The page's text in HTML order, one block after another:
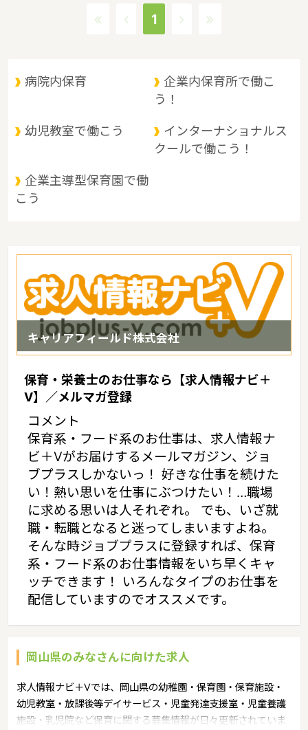
町村は27。岡山県の家賃相場：5.6万円（2017年10月賃貸住宅 D-
接。南は瀬戸内海を臨んで四国に、北は山陰地方と接しており、 中
四国地方の交通の要衝として古くから重要な位置にあります。県北
部は、中国山地と盆地、中部は吉備高原などの丘陵地、南部は平野
に大きく分けられます。 県北部は山と温泉に、南部は穏やかな海と
多島美に恵まれているというような特徴があるエリアです。
1
病院内保育
企業内保育所で働こ
う！
幼児教室で働こう
インターナショナルス
クールで働こう！
企業主導型保育園で働
こう
キャリアフィールド株式会社
保育・栄養士のお仕事なら【求人情報ナビ＋
V】／メルマガ登録
コメント
保育系・フード系のお仕事は、求人情報ナ
ビ＋Vがお届けするメールマガジン、ジョ
ブプラスしかないっ！ 好きな仕事を続けた
い！熱い思いを仕事にぶつけたい！…職場
に求める思いは人それぞれ。 でも、いざ就
職・転職となると迷ってしまいますよね。
そんな時ジョブプラスに登録すれば、保育
系・フード系のお仕事情報をいち早くキャ
ッチできます！ いろんなタイプのお仕事を
配信していますのでオススメです。
岡山県のみなさんに向けた求人
求人情報ナビ＋Vでは、岡山県の幼稚園・保育園・保育施設・
幼児教室・放課後等デイサービス・児童発達支援室・児童養護
施設・乳児院など保育に関する募集情報が日々更新されていま